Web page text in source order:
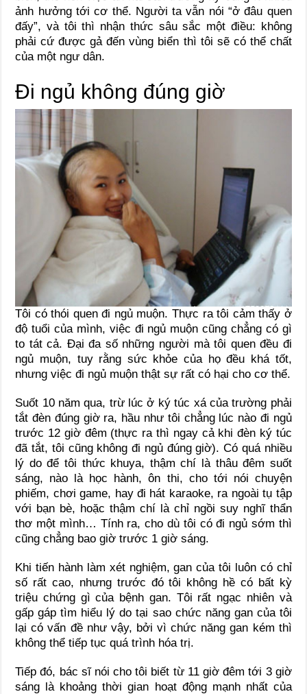
ảnh hưởng tới cơ thể. Người ta vẫn nói “ở đâu quen
đấy”, và tôi thì nhận thức sâu sắc một điều: không
phải cứ được gả đến vùng biển thì tôi sẽ có thể chất
của một ngư dân.
Đi ngủ không đúng giờ
Tôi có thói quen đi ngủ muộn. Thực ra tôi cảm thấy ở
độ tuổi của mình, việc đi ngủ muộn cũng chẳng có gì
to tát cả. Đại đa số những người mà tôi quen đều đi
ngủ muộn, tuy rằng sức khỏe của họ đều khá tốt,
nhưng việc đi ngủ muộn thật sự rất có hại cho cơ thể.
Suốt 10 năm qua, trừ lúc ở ký túc xá của trường phải
tắt đèn đúng giờ ra, hầu như tôi chẳng lúc nào đi ngủ
trước 12 giờ đêm (thực ra thì ngay cả khi đèn ký túc
đã tắt, tôi cũng không đi ngủ đúng giờ). Có quá nhiều
lý do để tôi thức khuya, thậm chí là thâu đêm suốt
sáng, nào là học hành, ôn thi, cho tới nói chuyện
phiếm, chơi game, hay đi hát karaoke, ra ngoài tụ tập
với bạn bè, hoặc thậm chí là chỉ ngồi suy nghĩ thẩn
thơ một mình… Tính ra, cho dù tôi có đi ngủ sớm thì
cũng chẳng bao giờ trước 1 giờ sáng.
Khi tiến hành làm xét nghiệm, gan của tôi luôn có chỉ
số rất cao, nhưng trước đó tôi không hề có bất kỳ
triệu chứng gì của bệnh gan. Tôi rất ngạc nhiên và
gấp gáp tìm hiểu lý do tại sao chức năng gan của tôi
lại có vấn đề như vậy, bởi vì chức năng gan kém thì
không thể tiếp tục quá trình hóa trị.
Tiếp đó, bác sĩ nói cho tôi biết từ 11 giờ đêm tới 3 giờ
sáng là khoảng thời gian hoạt động mạnh nhất của